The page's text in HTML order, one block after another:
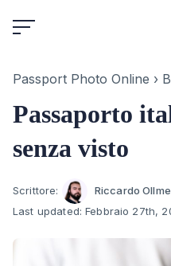
to
Passport Photo Online ›
Passaporto
senza visto
Author
Scrittore:
Riccardo
Last updated:Febbraio 27th,